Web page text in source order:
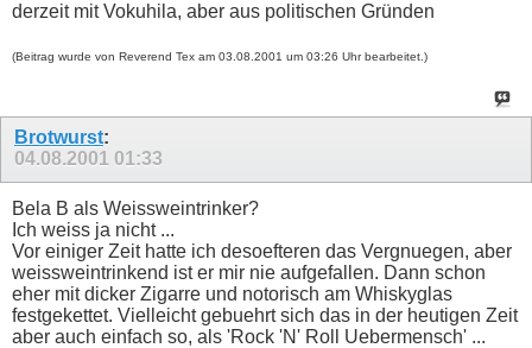
derzeit mit Vokuhila, aber aus politischen Gründen
(Beitrag wurde von Reverend Tex am 03.08.2001 um 03:26 Uhr bearbeitet.)
Brotwurst:
04.08.2001 01:33
Bela B als Weissweintrinker?
Ich weiss ja nicht ...
Vor einiger Zeit hatte ich desoefteren das Vergnuegen, aber
weissweintrinkend ist er mir nie aufgefallen. Dann schon
eher mit dicker Zigarre und notorisch am Whiskyglas
festgekettet. Vielleicht gebuehrt sich das in der heutigen Zeit
aber auch einfach so, als 'Rock 'N' Roll Uebermensch' ...